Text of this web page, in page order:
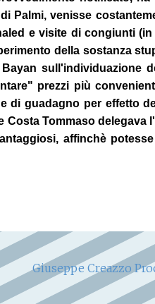
Palmi, venisse
e visite di congiunti (in
della sostanza
sull'individuazione
prezzi più
di guadagno per effetto
Tommaso delegava
affinchè
Giuseppe Creazzo